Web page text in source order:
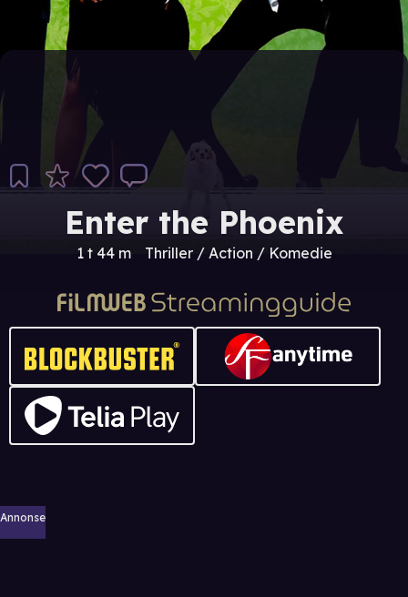
Enter the Phoenix
1 t 44 m Thriller / Action / Komedie
Annonse